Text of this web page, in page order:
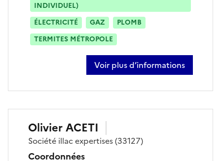
INDIVIDUEL)
ÉLECTRICITÉ
GAZ
PLOMB
TERMITES MÉTROPOLE
Voir plus d’informations
sur lydia esnault
OlivierACETI
Société illac expertises(33127)
Coordonnées